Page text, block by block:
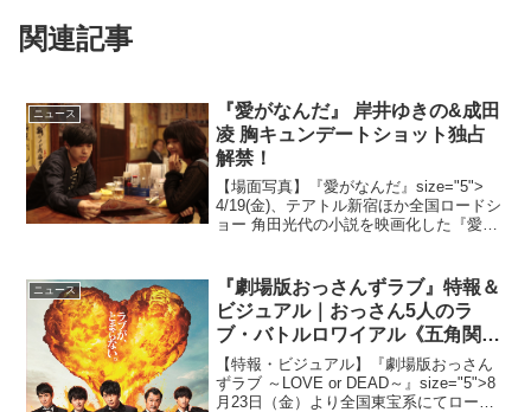
関連記事
ニュース
『愛がなんだ』 岸井ゆきの&成田
凌 胸キュンデートショット独占
解禁！
【場面写真】『愛がなんだ』size="5">
4/19(金)、テアトル新宿ほか全国ロードシ
ョー 角田光代の小説を映画化した『愛が
た。主人公は28歳のOLテルコ(...
ニュース
『劇場版おっさんずラブ』特報＆
ビジュアル｜おっさん5人のラ
ブ・バトルロワイアル《五角関
係》開幕！
【特報・ビジュアル】『劇場版おっさん
ずラブ ～LOVE or DEAD～』size="5">8
月23日（金）より全国東宝系にてロード